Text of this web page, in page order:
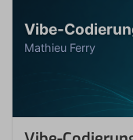
Vibe-
Mathieu Ferry